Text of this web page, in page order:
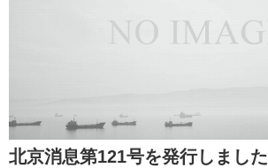
北京消息第121号を発行しました